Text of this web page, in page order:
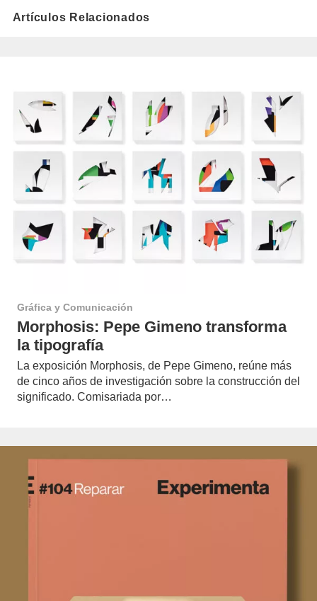
Artículos Relacionados
Gráfica y Comunicación
Morphosis: Pepe Gimeno transforma
la tipografía
La exposición Morphosis, de Pepe Gimeno, reúne más
de cinco años de investigación sobre la construcción del
significado. Comisariada por…